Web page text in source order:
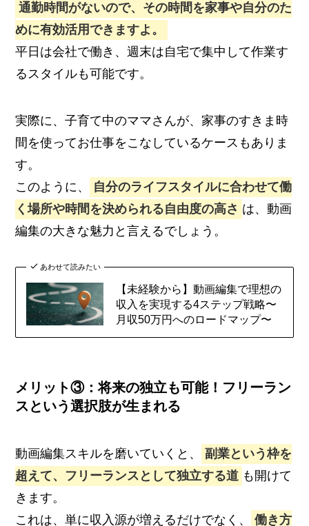
通勤時間がないので、その時間を家事や自分のた
めに有効活用できますよ。
平日は会社で働き、週末は自宅で集中して作業す
るスタイルも可能です。
実際に、子育て中のママさんが、家事のすきま時
間を使ってお仕事をこなしているケースもありま
す。
このように、
自分のライフスタイルに合わせて働
く場所や時間を決められる自由度の高さ は、動画
編集の大きな魅力と言えるでしょう。
あわせて読みたい
【未経験から】動画編集で理想の
収入を実現する4ステップ戦略〜
月収50万円へのロードマップ〜
メリット③：将来の独立も可能！フリーラン
スという選択肢が生まれる
動画編集スキルを磨いていくと、
副業という枠を
超えて、フリーランスとして独立する道 も開けて
きます。
これは、単に収入源が増えるだけでなく、
働き方